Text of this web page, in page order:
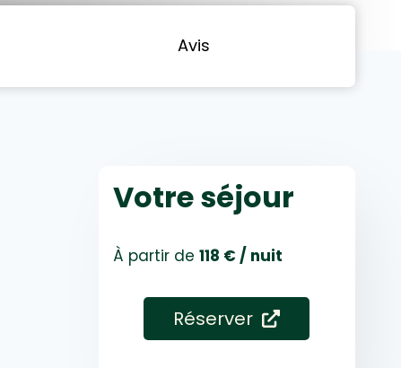
Avis
Votre séjour
À partir de 118 € / nuit
Réserver